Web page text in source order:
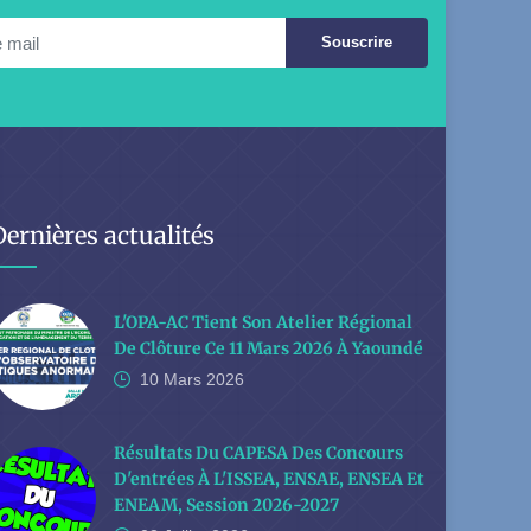
Souscrire
actualités
L'OPA-AC Tient Son Atelier Régional
De Clôture Ce 11 Mars 2026 À Yaoundé
10 Mars 2026
Résultats Du CAPESA Des Concours
D'entrées À L'ISSEA, ENSAE, ENSEA Et
ENEAM, Session 2026-2027